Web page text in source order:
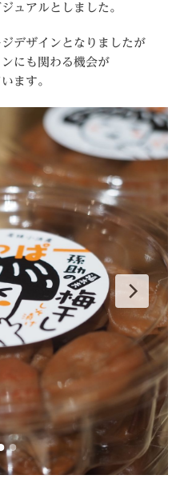
ュアルとしました。
デザインとなりましたが
にも関わる機会が
ます。